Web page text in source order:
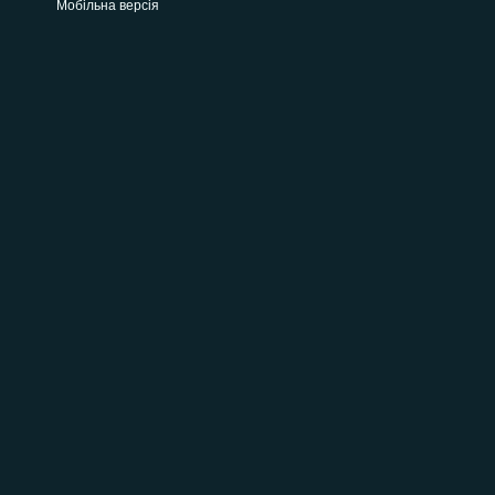
Мобільна версія